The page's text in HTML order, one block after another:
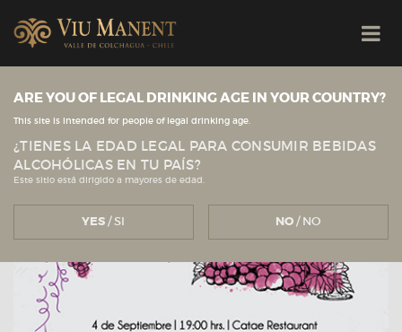
Ver todas las noticias
Viu ManentNOTICIAS
ARE YOU OF LEGAL DRINKING AGE IN YOUR COUNTRY?
This site is intended for people of legal drinking age.
¿TIENES LA EDAD LEGAL PARA CONSUMIR BEBIDAS
ALCOHÓLICAS EN TU PAÍS?
Este sitio está dirigido a mayores de edad.
YES/ SI NO/ NO